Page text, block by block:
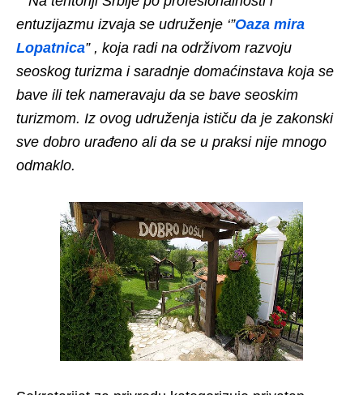
entuzijazmu izvaja se udruženje ‘”Oaza mira
Lopatnica” , koja radi na održivom razvoju
seoskog turizma i saradnje domaćinstava koja se
bave ili tek nameravaju da se bave seoskim
turizmom. Iz ovog udruženja ističu da je zakonski
sve dobro urađeno ali da se u praksi nije mnogo
odmaklo.